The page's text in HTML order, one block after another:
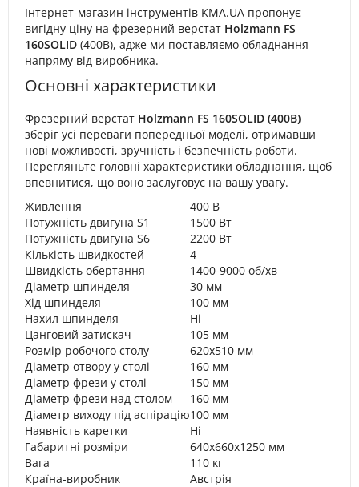
Інтернет-магазин інструментів KMA.UA пропонує
вигідну ціну на фрезерний верстат Holzmann FS
160SOLID (400В), адже ми поставляємо обладнання
напряму від виробника.
Основні характеристики
Фрезерний верстат Holzmann FS 160SOLID (400В)
зберіг усі переваги попередньої моделі, отримавши
нові можливості, зручність і безпечність роботи.
Перегляньте головні характеристики обладнання, щоб
впевнитися, що воно заслуговує на вашу увагу.
Живлення
400 В
Потужність двигуна S1
1500 Вт
Потужність двигуна S6
2200 Вт
Кількість швидкостей
4
Швидкість обертання
1400-9000 об/хв
Діаметр шпинделя
30 мм
Хід шпинделя
100 мм
Нахил шпинделя
Ні
Цанговий затискач
105 мм
Розмір робочого столу
620х510 мм
Діаметр отвору у столі
160 мм
Діаметр фрези у столі
150 мм
Діаметр фрези над столом
160 мм
Діаметр виходу під аспірацію100 мм
Наявність каретки
Ні
Габаритні розміри
640х660х1250 мм
Вага
110 кг
Країна-виробник
Австрія